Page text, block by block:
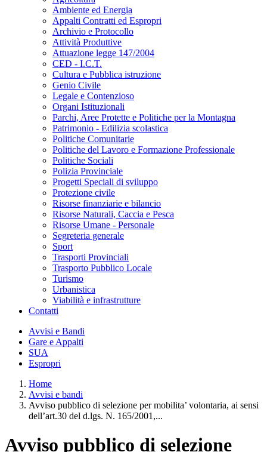
Ambiente ed Energia
Appalti Contratti ed Espropri
Archivio e Protocollo
Attività Produttive
Attuazione legge 147/2004
CED - I.C.T.
Cultura e Pubblica istruzione
Genio Civile
Legale e Contenzioso
Organi Istituzionali
Parchi, Aree Protette e Politiche per la Montagna
Patrimonio - Edilizia scolastica
Politiche Comunitarie
Politiche del Lavoro e Formazione Professionale
Politiche Sociali
Polizia Provinciale
Progetti Speciali di sviluppo
Protezione civile
Risorse finanziarie e bilancio
Risorse Naturali, Caccia e Pesca
Risorse Umane - Personale
Segreteria generale
Sport
Trasporti Provinciali
Trasporto Pubblico Locale
Turismo
Urbanistica
Viabilità e infrastrutture
Contatti
Avvisi e Bandi
Gare e Appalti
SUA
Espropri
Home
Avvisi e bandi
Avviso pubblico di selezione per mobilita’ volontaria, ai sensi
dell’art.30 del d.lgs. N. 165/2001,...
Avviso pubblico di selezione